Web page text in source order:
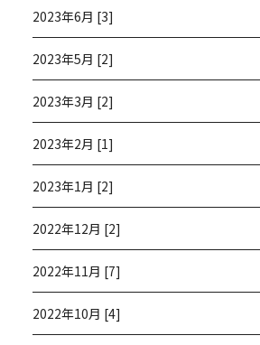
2023年6月 [3]
2023年5月 [2]
2023年3月 [2]
2023年2月 [1]
2023年1月 [2]
2022年12月 [2]
2022年11月 [7]
2022年10月 [4]